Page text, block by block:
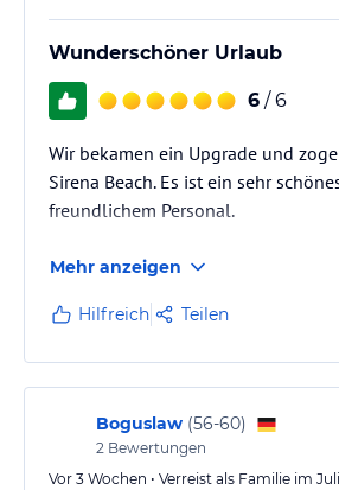
Kinder Club
Mehrzweckplatz
Beachvolleyballplatz
Fitness Center & Health Club
Disco
Pferd- & Kamelreiten
Hoteliers-/Veranstalter-/
lies vor der Buchung die verbindlichen
Wunderschöner Urlaub
6 / 6
Wir bekamen ein Upgrade und
Sirena Beach. Es ist ein sehr
freundlichem Personal.
Mehr anzeigen
Hilfreich Teilen
Boguslaw (56-60)
2 Bewertungen
Vor 3 Wochen • Verreist als Familie im